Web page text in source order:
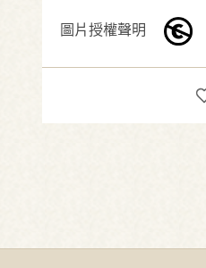
圖片授權聲明